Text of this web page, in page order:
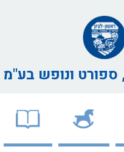
ספורט ונופש בע"מ